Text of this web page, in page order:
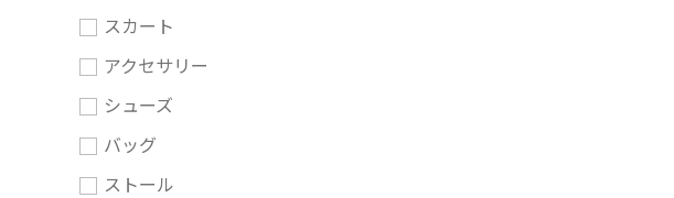
スカート
アクセサリー
シューズ
バッグ
ストール